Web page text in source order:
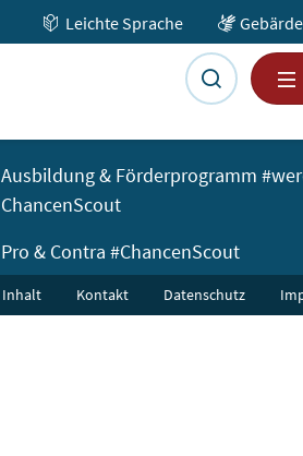
Leichte Sprache
Ausbildung & Förderprogramm
ChancenScout
Pro & Contra #ChancenScout
Inhalt Kontakt Datenschutz